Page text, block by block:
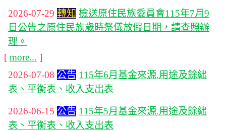
2026-07-29 轉知 檢送原住民族委員會115年7月9
日公告之原住民族歲時祭儀放假日期，請查照辦
理。
[ more... ]
2026-07-08 公告 115年6月基金來源.用途及餘絀
表、平衡表、收入支出表
2026-06-15 公告 115年5月基金來源.用途及餘絀
表、平衡表、收入支出表